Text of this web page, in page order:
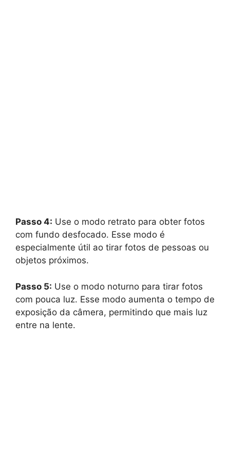
Passo 4: Use o modo retrato para obter fotos
com fundo desfocado. Esse modo é
especialmente útil ao tirar fotos de pessoas ou
objetos próximos.
Passo 5: Use o modo noturno para tirar fotos
com pouca luz. Esse modo aumenta o tempo de
exposição da câmera, permitindo que mais luz
entre na lente.